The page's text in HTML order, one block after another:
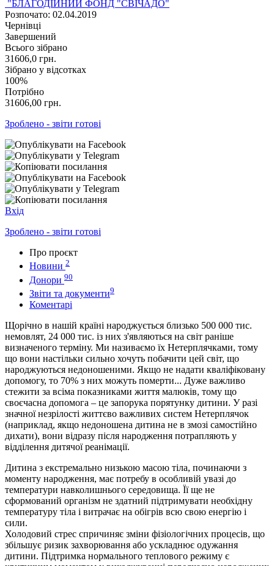
"БЛАГОДІЙНИЙ ФОНД "СВІЧАДО"
Розпочато: 02.04.2019
Чернівці
Завершений
Всього зібрано
31606,0 грн.
Зібрано у відсотках
100%
Потрібно
31606,00 грн.
Зроблено - звіти готові
Вхід
Зроблено - звіти готові
Про проєкт
Новини 2
Донори 90
Звіти та документи9
Коментарі
Щорічно в нашій країні народжується близько 500 000 тис.
немовлят, 24 000 тис. із них з'являються на світ раніше
визначеного терміну. Ми називаємо їх Нетерплячками, тому
що вони настільки сильно хочуть побачити цей світ, що
народжуються недоношеними. Якщо не надати кваліфіковану
допомогу, то 70% з них можуть померти... Дуже важливо
стежити за всіма показниками життя малюків, тому що
своєчасна допомога – це запорука порятунку дитини. У разі
значної незрілості життєво важливих систем Нетерплячок
(наприклад, якщо недоношена дитина не в змозі самостійно
дихати), вони відразу після народження потрапляють у
відділення дитячої реанімації.
Дитина з екстремально низькою масою тіла, починаючи з
моменту народження, має потребу в особливій увазі до
температури навколишнього середовища. Її ще не
сформований організм не здатний підтримувати необхідну
температуру тіла і витрачає на обігрів всю свою енергію і
сили.
Холодовий стрес спричиняє зміни фізіологічних процесів, що
збільшує ризик захворювання або ускладнює одужання
дитини. Підтримка нормального теплового режиму є